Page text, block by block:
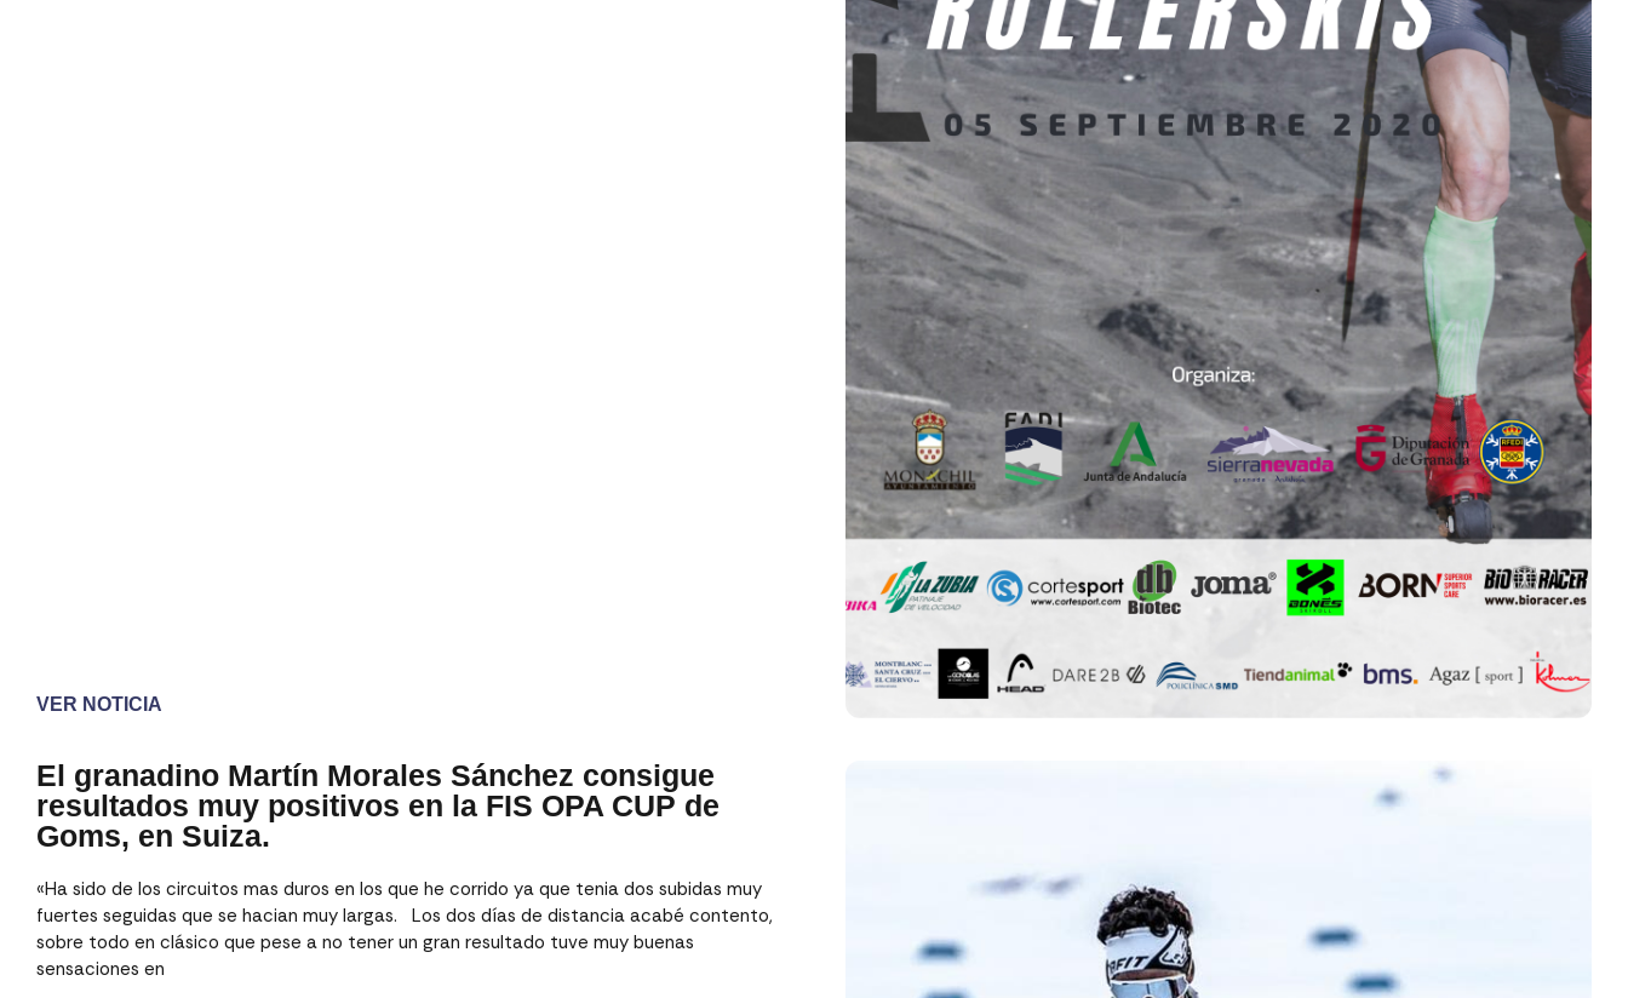
VER NOTICIA
El granadino Martín Morales Sánchez consigue
resultados muy positivos en la FIS OPA CUP de
Goms, en Suiza.
«Ha sido de los circuitos mas duros en los que he corrido ya que tenia dos subidas muy
fuertes seguidas que se hacian muy largas. Los dos días de distancia acabé contento,
sobre todo en clásico que pese a no tener un gran resultado tuve muy buenas
sensaciones en